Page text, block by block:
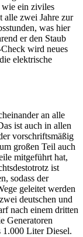
wie ein ziviles
alle zwei Jahre zur
was hier
er den Staub
wird neues
elektrische
an alle
ist auch in allen
vorschriftsmäßig
großen Teil auch
mitgeführt hat,
ist
sodass der
geleitet werden
deutschen und
nach einem dritten
Generatoren
1.000 Liter Diesel.